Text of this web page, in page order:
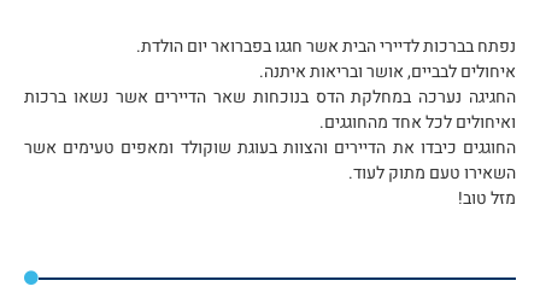
נפתח בברכות לדיירי הבית אשר חגגו בפברואר יום הולדת.
איחולים לבביים, אושר ובריאות איתנה.
החגיגה נערכה במחלקת הדס בנוכחות שאר הדיירים אשר נשאו ברכות
ואיחולים לכל אחד מהחוגגים.
החוגגים כיבדו את הדיירים והצוות בעוגת שוקולד ומאפים טעימים אשר
השאירו טעם מתוק לעוד.
מזל טוב!